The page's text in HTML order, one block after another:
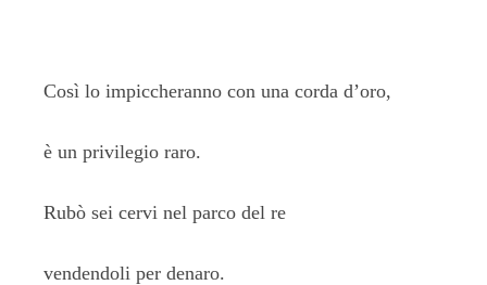
Così lo impiccheranno con una corda d’oro,
è un privilegio raro.
Rubò sei cervi nel parco del re
vendendoli per denaro.